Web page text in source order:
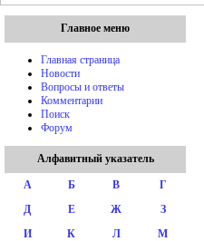
Главное меню
Главная страница
Новости
Вопросы и ответы
Комментарии
Поиск
Форум
Алфавитный указатель
А Б В
Г
Д
Е Ж
З
И
К Л
М